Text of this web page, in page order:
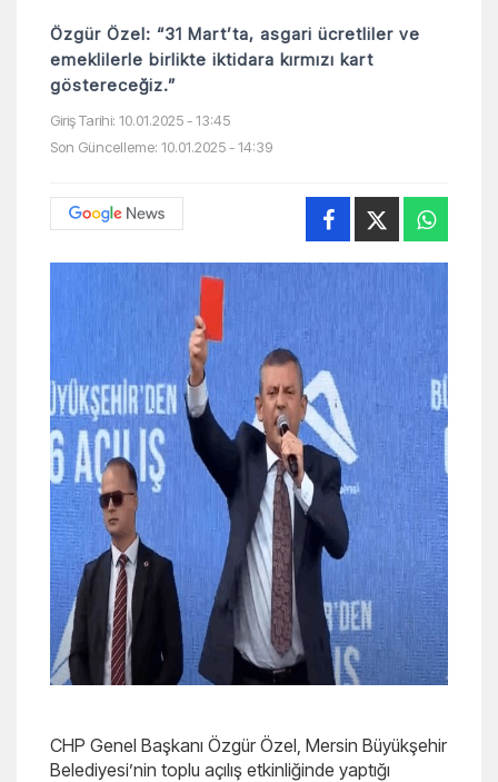
Özgür Özel: “31 Mart’ta, asgari ücretliler ve
emeklilerle birlikte iktidara kırmızı kart
göstereceğiz.”
Giriş Tarihi: 10.01.2025 - 13:45
Son Güncelleme: 10.01.2025 - 14:39
CHP Genel Başkanı Özgür Özel, Mersin Büyükşehir
Belediyesi’nin toplu açılış etkinliğinde yaptığı